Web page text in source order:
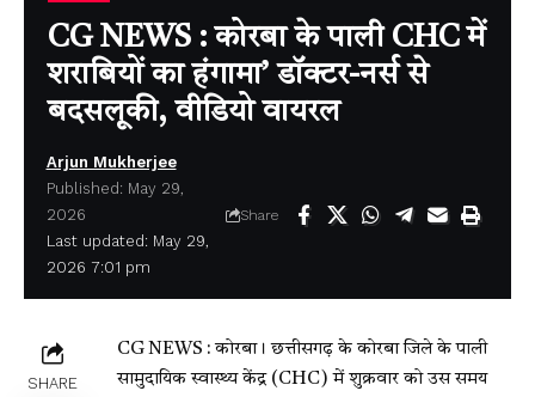
CG NEWS : कोरबा के पाली CHC में
शराबियों का हंगामा’ डॉक्टर-नर्स से
बदसलूकी, वीडियो वायरल
Last updated: May 29,
2026 7:01 pm
Arjun Mukherjee
Published: May 29,
2026
Share
SHARE
CG NEWS : कोरबा। छत्तीसगढ़ के कोरबा जिले के पाली
सामुदायिक स्वास्थ्य केंद्र (CHC) में शुक्रवार को उस समय